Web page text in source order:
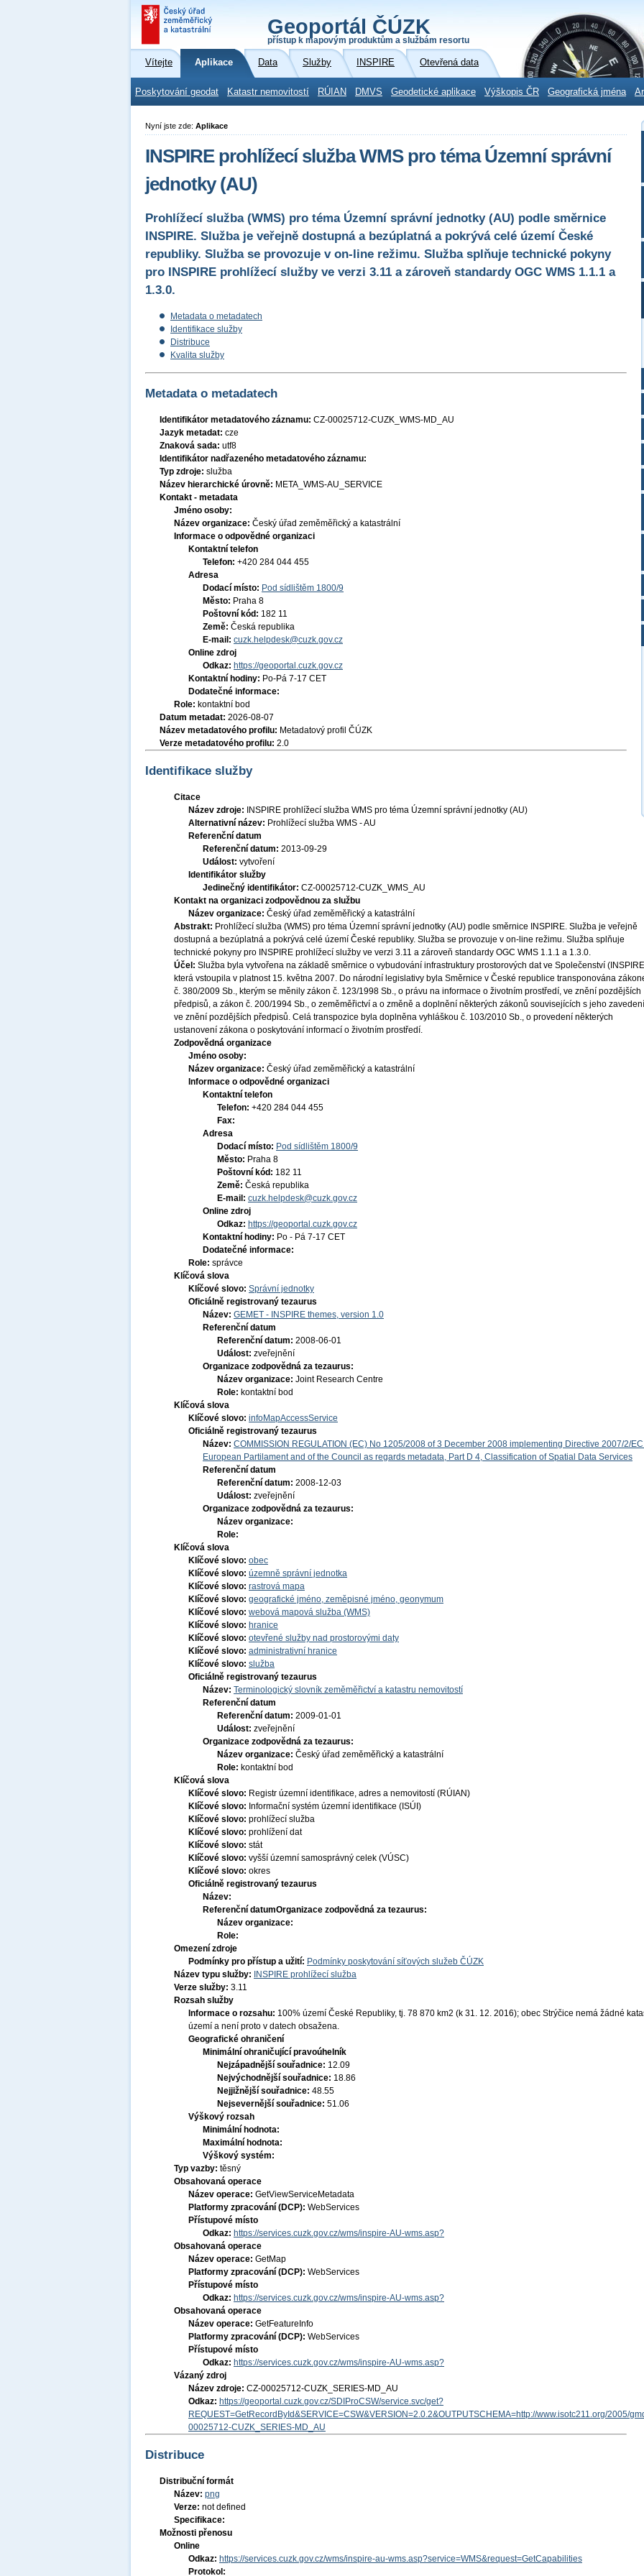
Geoportál ČÚZK
přístup k mapovým produktům a službám resortu
Vítejte Aplikace Data Služby INSPIRE Otevřená data
Poskytování geodat Katastr nemovitostí RÚIAN DMVS Geodetické aplikace Výškopis ČR Geografická jména
Nyní jste zde: Aplikace
INSPIRE prohlížecí služba WMS pro téma Územní správní
jednotky (AU)
Prohlížecí služba (WMS) pro téma Územní správní jednotky (AU) podle směrnice
INSPIRE. Služba je veřejně dostupná a bezúplatná a pokrývá celé území České
republiky. Služba se provozuje v on-line režimu. Služba splňuje technické pokyny
pro INSPIRE prohlížecí služby ve verzi 3.11 a zároveň standardy OGC WMS 1.1.1 a
1.3.0.
Metadata o metadatech
Identifikace služby
Distribuce
Kvalita služby
Metadata o metadatech
Identifikátor metadatového záznamu: CZ-00025712-CUZK_WMS-MD_AU
Jazyk metadat: cze
Znaková sada: utf8
Identifikátor nadřazeného metadatového záznamu:
Typ zdroje: služba
Název hierarchické úrovně: META_WMS-AU_SERVICE
Kontakt - metadata
Jméno osoby:
Název organizace: Český úřad zeměměřický a katastrální
Informace o odpovědné organizaci
Kontaktní telefon
Telefon: +420 284 044 455
Adresa
Dodací místo: Pod sídlištěm 1800/9
Město: Praha 8
Poštovní kód: 182 11
Země: Česká republika
E-mail: cuzk.helpdesk@cuzk.gov.cz
Online zdroj
Odkaz: https://geoportal.cuzk.gov.cz
Kontaktní hodiny: Po-Pá 7-17 CET
Dodatečné informace:
Role: kontaktní bod
Datum metadat: 2026-08-07
Název metadatového profilu: Metadatový profil ČÚZK
Verze metadatového profilu: 2.0
Identifikace služby
Citace
Název zdroje:
INSPIRE prohlížecí služba WMS pro téma Územní správní jednotky (AU)
Alternativní název: Prohlížecí služba WMS - AU
Referenční datum
Referenční datum: 2013-09-29
Událost: vytvoření
Identifikátor služby
Jedinečný identifikátor: CZ-00025712-CUZK_WMS_AU
Kontakt na organizaci zodpovědnou za službu
Název organizace: Český úřad zeměměřický a katastrální
Abstrakt: Prohlížecí služba (WMS) pro téma Územní správní jednotky (AU) podle směrnice INSPIRE. Služba je veřejně
dostupná a bezúplatná a pokrývá celé území České republiky. Služba se provozuje v on-line režimu. Služba splňuje
technické pokyny pro INSPIRE prohlížecí služby ve verzi 3.11 a zároveň standardy OGC WMS 1.1.1 a 1.3.0.
Účel: Služba byla vytvořena na základě směrnice o vybudování infrastruktury prostorových dat ve Společenství
která vstoupila v platnost 15. května 2007. Do národní legislativy byla Směrnice v České republice transponována
č. 380/2009 Sb., kterým se měnily zákon č. 123/1998 Sb., o právu na informace o životním prostředí, ve znění pozdějších
předpisů, a zákon č. 200/1994 Sb., o zeměměřictví a o změně a doplnění některých zákonů souvisejících s jeho
ve znění pozdějších předpisů. Celá transpozice byla doplněna vyhláškou č. 103/2010 Sb., o provedení některých
ustanovení zákona o poskytování informací o životním prostředí.
Zodpovědná organizace
Jméno osoby:
Název organizace: Český úřad zeměměřický a katastrální
Informace o odpovědné organizaci
Kontaktní telefon
Telefon: +420 284 044 455
Fax:
Adresa
Dodací místo: Pod sídlištěm 1800/9
Město: Praha 8
Poštovní kód: 182 11
Země: Česká republika
E-mail: cuzk.helpdesk@cuzk.gov.cz
Online zdroj
Odkaz: https://geoportal.cuzk.gov.cz
Kontaktní hodiny: Po - Pá 7-17 CET
Dodatečné informace:
Role: správce
Klíčová slova
Klíčové slovo: Správní jednotky
Oficiálně registrovaný tezaurus
Název: GEMET - INSPIRE themes, version 1.0
Referenční datum
Referenční datum: 2008-06-01
Událost: zveřejnění
Organizace zodpovědná za tezaurus:
Název organizace: Joint Research Centre
Role: kontaktní bod
Klíčová slova
Klíčové slovo: infoMapAccessService
Oficiálně registrovaný tezaurus
Název: COMMISSION REGULATION (EC) No 1205/2008 of 3 December 2008 implementing Directive 2007/2/EC
European Partilament and of the Council as regards metadata, Part D 4, Classification of Spatial Data Services
Referenční datum
Referenční datum: 2008-12-03
Událost: zveřejnění
Organizace zodpovědná za tezaurus:
Název organizace:
Role:
Klíčová slova
Klíčové slovo: obec
Klíčové slovo: územně správní jednotka
Klíčové slovo: rastrová mapa
Klíčové slovo: geografické jméno, zeměpisné jméno, geonymum
Klíčové slovo: webová mapová služba (WMS)
Klíčové slovo: hranice
Klíčové slovo: otevřené služby nad prostorovými daty
Klíčové slovo: administrativní hranice
Klíčové slovo: služba
Oficiálně registrovaný tezaurus
Název: Terminologický slovník zeměměřictví a katastru nemovitostí
Referenční datum
Referenční datum: 2009-01-01
Událost: zveřejnění
Organizace zodpovědná za tezaurus:
Název organizace: Český úřad zeměměřický a katastrální
Role: kontaktní bod
Klíčová slova
Klíčové slovo: Registr územní identifikace, adres a nemovitostí (RÚIAN)
Klíčové slovo: Informační systém územní identifikace (ISÚI)
Klíčové slovo: prohlížecí služba
Klíčové slovo: prohlížení dat
Klíčové slovo: stát
Klíčové slovo: vyšší územní samosprávný celek (VÚSC)
Klíčové slovo: okres
Oficiálně registrovaný tezaurus
Název:
Referenční datumOrganizace zodpovědná za tezaurus:
Název organizace:
Role:
Omezení zdroje
Podmínky pro přístup a užití: Podmínky poskytování síťových služeb ČÚZK
Název typu služby:
INSPIRE prohlížecí služba
Verze služby: 3.11
Rozsah služby
Informace o rozsahu: 100% území České Republiky, tj. 78 870 km2 (k 31. 12. 2016); obec Strýčice nemá žádné
území a není proto v datech obsažena.
Geografické ohraničení
Minimální ohraničující pravoúhelník
Nejzápadnější souřadnice: 12.09
Nejvýchodnější souřadnice: 18.86
Nejjižnější souřadnice: 48.55
Nejsevernější souřadnice: 51.06
Výškový rozsah
Minimální hodnota:
Maximální hodnota:
Výškový systém:
Typ vazby: těsný
Obsahovaná operace
Název operace: GetViewServiceMetadata
Platformy zpracování (DCP): WebServices
Přístupové místo
Odkaz: https://services.cuzk.gov.cz/wms/inspire-AU-wms.asp?
Obsahovaná operace
Název operace: GetMap
Platformy zpracování (DCP): WebServices
Přístupové místo
Odkaz: https://services.cuzk.gov.cz/wms/inspire-AU-wms.asp?
Obsahovaná operace
Název operace: GetFeatureInfo
Platformy zpracování (DCP): WebServices
Přístupové místo
Odkaz: https://services.cuzk.gov.cz/wms/inspire-AU-wms.asp?
Vázaný zdroj
Název zdroje: CZ-00025712-CUZK_SERIES-MD_AU
Odkaz: https://geoportal.cuzk.gov.cz/SDIProCSW/service.svc/get?
REQUEST=GetRecordById&SERVICE=CSW&VERSION=2.0.2&OUTPUTSCHEMA=http://www.isotc211.org/2005/
00025712-CUZK_SERIES-MD_AU
Distribuce
Distribuční formát
Název: png
Verze: not defined
Specifikace:
Možnosti přenosu
Online
Odkaz: https://services.cuzk.gov.cz/wms/inspire-au-wms.asp?service=WMS&request=GetCapabilities
Protokol: